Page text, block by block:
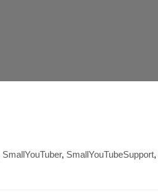
SmallYouTuber, SmallYouTubeSupport,